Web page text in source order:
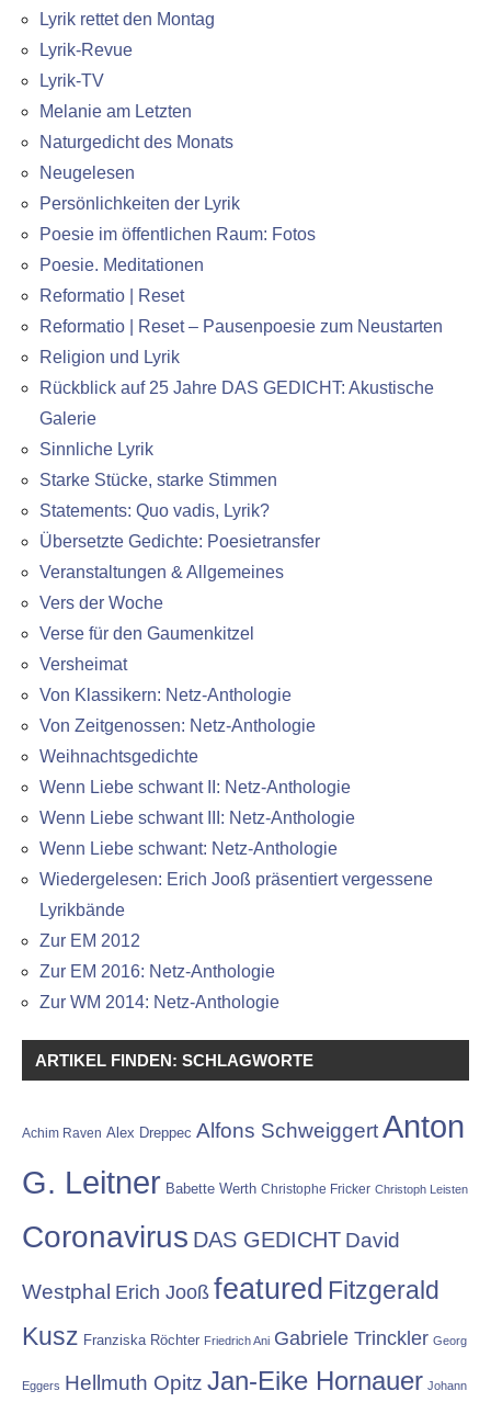
Lyrik rettet den Montag
Lyrik-Revue
Lyrik-TV
Melanie am Letzten
Naturgedicht des Monats
Neugelesen
Persönlichkeiten der Lyrik
Poesie im öffentlichen Raum: Fotos
Poesie. Meditationen
Reformatio | Reset
Reformatio | Reset – Pausenpoesie zum Neustarten
Religion und Lyrik
Rückblick auf 25 Jahre DAS GEDICHT: Akustische
Galerie
Sinnliche Lyrik
Starke Stücke, starke Stimmen
Statements: Quo vadis, Lyrik?
Übersetzte Gedichte: Poesietransfer
Veranstaltungen & Allgemeines
Vers der Woche
Verse für den Gaumenkitzel
Versheimat
Von Klassikern: Netz-Anthologie
Von Zeitgenossen: Netz-Anthologie
Weihnachtsgedichte
Wenn Liebe schwant II: Netz-Anthologie
Wenn Liebe schwant III: Netz-Anthologie
Wenn Liebe schwant: Netz-Anthologie
Wiedergelesen: Erich Jooß präsentiert vergessene
Lyrikbände
Zur EM 2012
Zur EM 2016: Netz-Anthologie
Zur WM 2014: Netz-Anthologie
ARTIKEL FINDEN: SCHLAGWORTE
Achim Raven Alex Dreppec Alfons SchweiggertAnton
G. Leitner Babette Werth Christophe Fricker Christoph Leisten
Coronavirus DAS GEDICHT David
Westphal Erich Jooß featured Fitzgerald
Kusz Franziska Röchter Friedrich Ani Gabriele Trinckler Georg
Eggers Hellmuth Opitz Jan-Eike Hornauer Johann